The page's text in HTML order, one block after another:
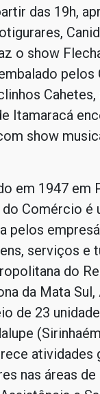
das 19h,
o show
pelos
Itamaracá
show
em 1947 em
Comércio é
pelos
serviços e
do
da Mata
de 23
atividades
nas áreas de